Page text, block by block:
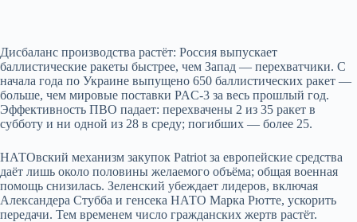
Дисбаланс производства растёт: Россия выпускает
баллистические ракеты быстрее, чем Запад — перехватчики. С
начала года по Украине выпущено 650 баллистических ракет —
больше, чем мировые поставки PAC‑3 за весь прошлый год.
Эффективность ПВО падает: перехвачены 2 из 35 ракет в
субботу и ни одной из 28 в среду; погибших — более 25.
НАТОвский механизм закупок Patriot за европейские средства
даёт лишь около половины желаемого объёма; общая военная
помощь снизилась. Зеленский убеждает лидеров, включая
Александера Стубба и генсека НАТО Марка Рютте, ускорить
передачи. Тем временем число гражданских жертв растёт.